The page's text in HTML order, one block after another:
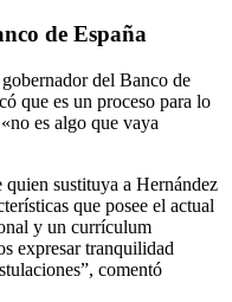
de España
del Banco de
que es un proceso para lo
es algo que vaya
quien sustituya a Hernández
que posee el actual
y un currículum
expresar tranquilidad
comentó